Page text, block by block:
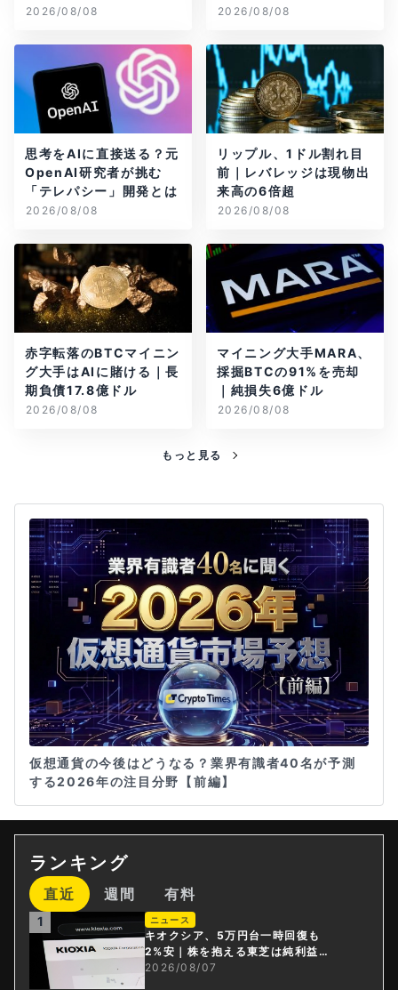
2026/08/08 2026/08/08
思考をAIに直接送る？元
OpenAI研究者が挑む
「テレパシー」開発とは
2026/08/08
リップル、1ドル割れ目
前｜レバレッジは現物出
来高の6倍超
2026/08/08
赤字転落のBTCマイニン
グ大手はAIに賭ける｜長
期負債17.8億ドル
2026/08/08
マイニング大手MARA、
採掘BTCの91%を売却
｜純損失6億ドル
2026/08/08
もっと見る
仮想通貨の今後はどうなる？業界有識者40名が予測
する2026年の注目分野【前編】
ランキング
直近 週間 有料
1 ニュース
キオクシア、5万円台一時回復も
2%安｜株を抱える東芝は純利益3
0倍
2026/08/07